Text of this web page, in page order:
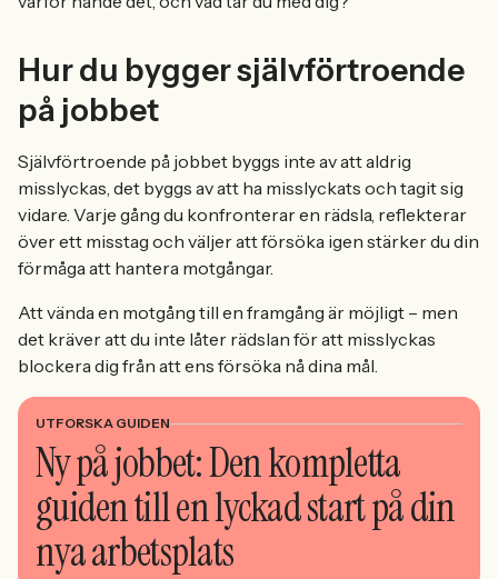
Hur du bygger självförtroende
på jobbet
Självförtroende på jobbet byggs inte av att aldrig
misslyckas, det byggs av att ha misslyckats och tagit sig
vidare. Varje gång du konfronterar en rädsla, reflekterar
över ett misstag och väljer att försöka igen stärker du din
förmåga att hantera motgångar.
Att vända en motgång till en framgång är möjligt – men
det kräver att du inte låter rädslan för att misslyckas
blockera dig från att ens försöka nå dina mål.
UTFORSKA GUIDEN
Ny på jobbet: Den kompletta
guiden till en lyckad start på din
nya arbetsplats